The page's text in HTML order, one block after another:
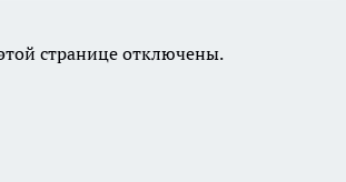
странице отключены.